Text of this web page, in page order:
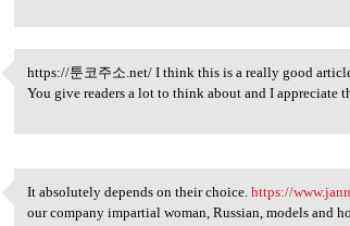
https://툰코주소.net/ I think
https://툰코주소.net/ I think this is a really good
You give readers a lot to think about and I appreciate
It absolutely depends on
It absolutely depends on their choice.https://
our company impartial woman, Russian, models and